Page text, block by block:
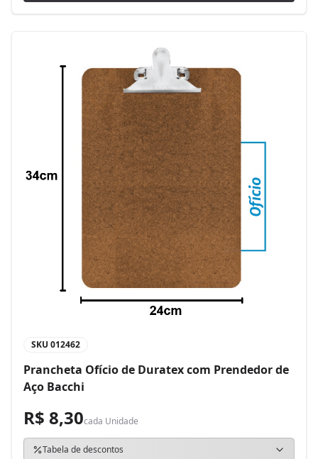
SKU 012462
Prancheta Ofício de Duratex com Prendedor de
Aço Bacchi
R$ 8,30cada Unidade
Tabela de descontos